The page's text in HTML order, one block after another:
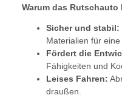
Warum das Rutschauto
Sicher und stabil:
Materialien für
Fördert die
Fähigkeiten und
Leises Fahren:
draußen.